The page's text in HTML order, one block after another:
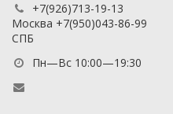
+7(926)713-19-13
Москва +7(950)043-86-99
СПБ
Пн—Вс 10:00—19:30